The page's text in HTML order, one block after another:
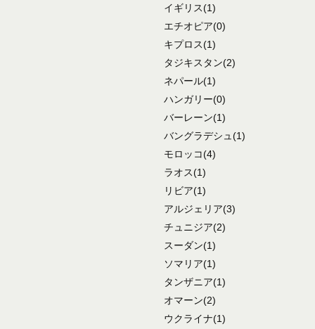
イギリス(1)
エチオピア(0)
キプロス(1)
タジキスタン(2)
ネパール(1)
ハンガリー(0)
バーレーン(1)
バングラデシュ (1)
モロッコ(4)
ラオス(1)
リビア(1)
アルジェリア(3)
チュニジア(2)
スーダン(1)
ソマリア(1)
タンザニア(1)
オマーン(2)
ウクライナ(1)